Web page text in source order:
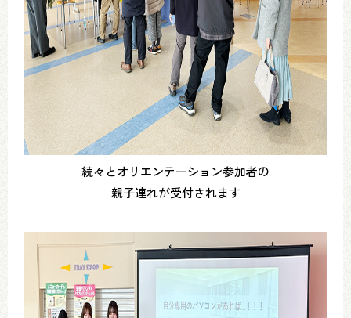
続々とオリエンテーション参加者の
親子連れが受付されます